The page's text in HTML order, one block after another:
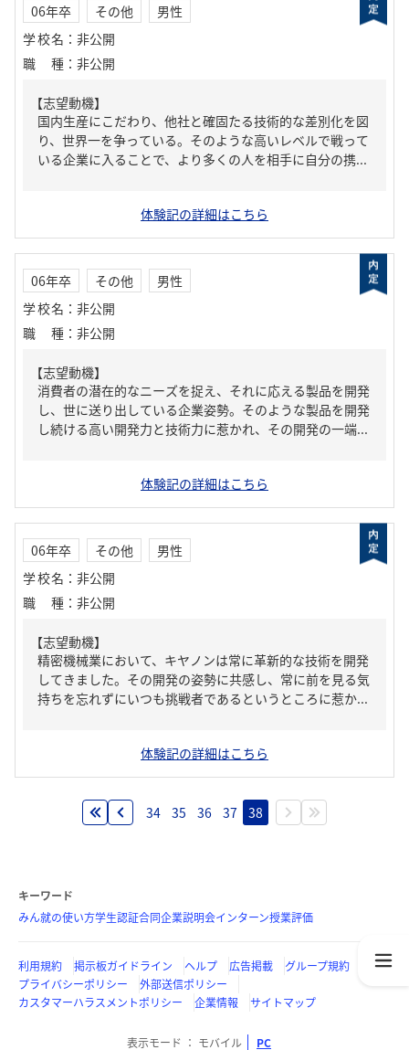
06年卒 その他
男性
学校名 ： 非公開
職種 ： 非公開
【志望動機】
国内生産にこだわり、他社と確固たる技術的な差別化を図
り、世界一を争っている。そのような高いレベルで戦って
いる企業に入ることで、より多くの人を相手に自分の携...
体験記の詳細はこちら
06年卒 その他
男性
学校名 ： 非公開
職種 ： 非公開
【志望動機】
消費者の潜在的なニーズを捉え、それに応える製品を開発
し、世に送り出している企業姿勢。そのような製品を開発
し続ける高い開発力と技術力に惹かれ、その開発の一端...
体験記の詳細はこちら
06年卒 その他
男性
学校名 ： 非公開
職種 ： 非公開
【志望動機】
精密機械業において、キヤノンは常に革新的な技術を開発
してきました。その開発の姿勢に共感し、常に前を見る気
持ちを忘れずにいつも挑戦者であるというところに惹か...
体験記の詳細はこちら
34 35 36 37 38
キーワード
みん就の使い方学生認証合同企業説明会インターン授業評価
利用規約 掲示板ガイドライン ヘルプ 広告掲載
グループ規約
プライバシーポリシー
外部送信ポリシー
カスタマーハラスメントポリシー
企業情報 サイトマップ
表示モード モバイル PC